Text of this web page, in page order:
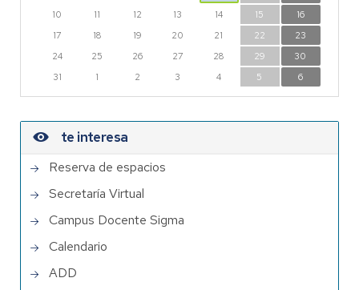
10
11 12 13 14 15
16
17
18 19 20 21 22
23
24
25 26 27 28 29
30
31
1 2 3 4 5 6
te interesa
Reserva de espacios
Secretaría Virtual
Campus Docente Sigma
Calendario
ADD